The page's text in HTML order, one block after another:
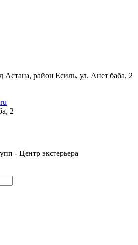
Астана, район Есиль, ул. Анет баба, 2
2
- Центр экстерьера